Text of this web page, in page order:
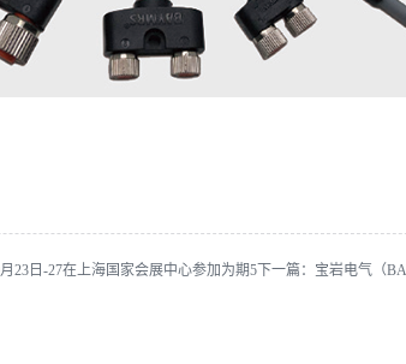
23日-27在上海国家会展中心参加为期5 下一篇： 宝岩电气（